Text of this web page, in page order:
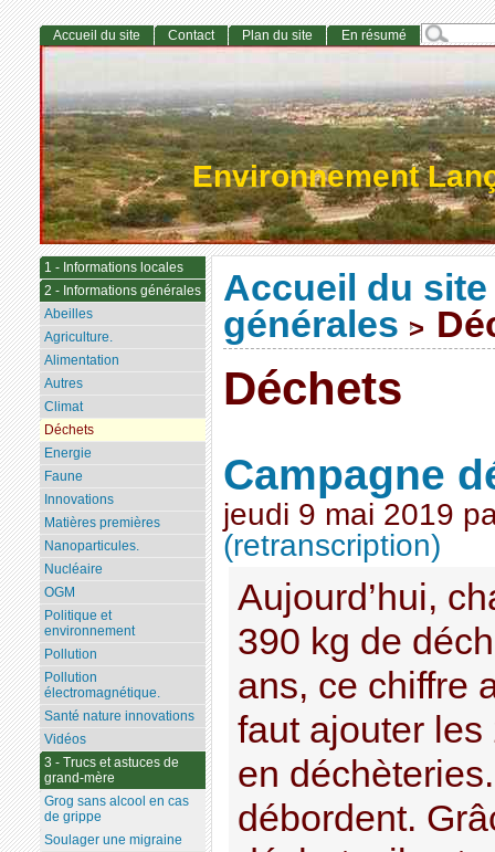
Environnement
Accueil du site
générales >
Déchets
Campagne
jeudi 9 mai 2019
(retranscription)
Aujourd’hui,
390 kg de
ans, ce chiffre
faut ajouter
en
débordent.
Accueil du site Contact Plan du site En résumé
1 - Informations locales
2 - Informations générales
Abeilles
Agriculture.
Alimentation
Autres
Climat
Déchets
Energie
Faune
Innovations
Matières premières
Nanoparticules.
Nucléaire
OGM
Politique et
environnement
Pollution
Pollution
électromagnétique.
Santé nature innovations
Vidéos
3 - Trucs et astuces de
grand-mère
Grog sans alcool en cas
de grippe
Soulager une migraine